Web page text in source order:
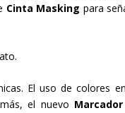
Cinta Masking para
El uso de colores
el nuevo